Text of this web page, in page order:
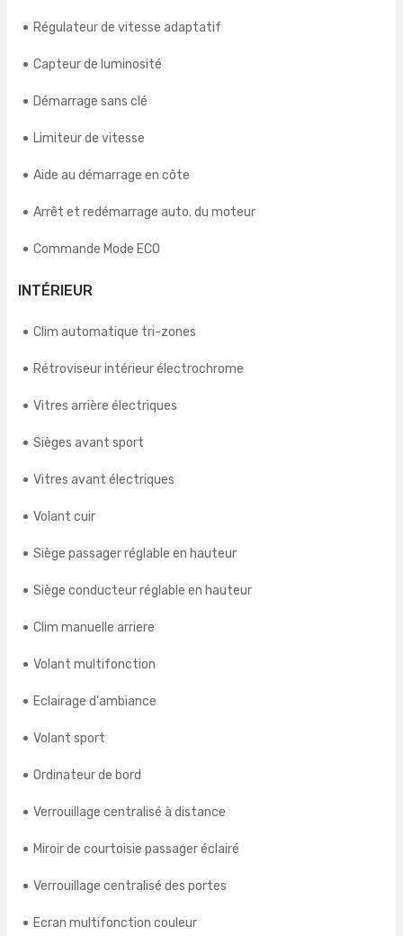
Régulateur de vitesse adaptatif
Capteur de luminosité
Démarrage sans clé
Limiteur de vitesse
Aide au démarrage en côte
Arrêt et redémarrage auto. du moteur
Commande Mode ECO
INTÉRIEUR
Clim automatique tri-zones
Rétroviseur intérieur électrochrome
Vitres arrière électriques
Sièges avant sport
Vitres avant électriques
Volant cuir
Siège passager réglable en hauteur
Siège conducteur réglable en hauteur
Clim manuelle arriere
Volant multifonction
Eclairage d'ambiance
Volant sport
Ordinateur de bord
Verrouillage centralisé à distance
Miroir de courtoisie passager éclairé
Verrouillage centralisé des portes
Ecran multifonction couleur